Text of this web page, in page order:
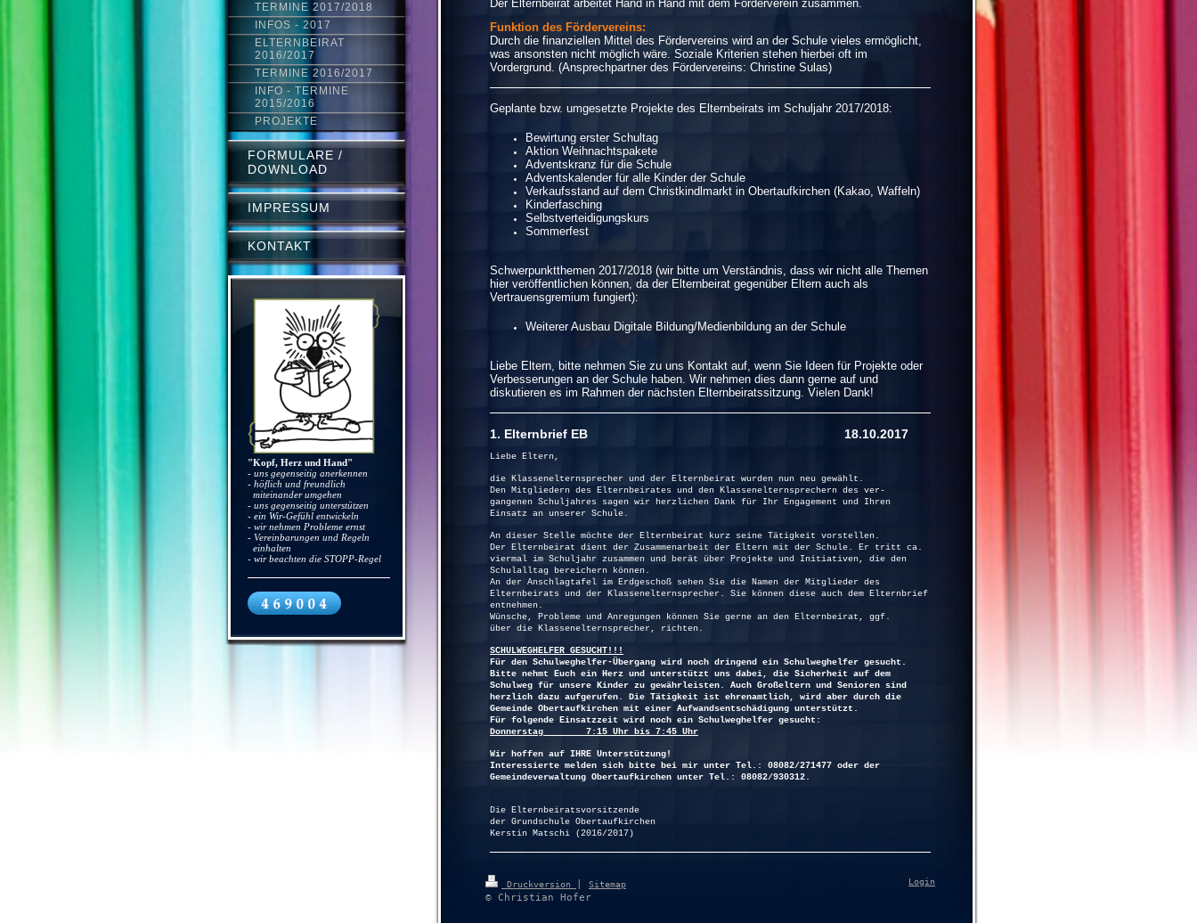
Der Elternbeirat arbeitet Hand in Hand mit dem Förderverein zusammen.
Funktion des Fördervereins:
Durch die finanziellen Mittel des Fördervereins wird an der Schule vieles ermöglicht,
was ansonsten nicht möglich wäre. Soziale Kriterien stehen hierbei oft im
Vordergrund. (Ansprechpartner des Fördervereins: Christine Sulas)
Geplante bzw. umgesetzte Projekte des Elternbeirats im Schuljahr 2017/2018:
Bewirtung erster Schultag
Aktion Weihnachtspakete
Adventskranz für die Schule
Adventskalender für alle Kinder der Schule
Verkaufsstand auf dem Christkindlmarkt in Obertaufkirchen (Kakao, Waffeln)
Kinderfasching
Selbstverteidigungskurs
Sommerfest
Schwerpunktthemen 2017/2018 (wir bitte um Verständnis, dass wir nicht alle Themen
hier veröffentlichen können, da der Elternbeirat gegenüber Eltern auch als
Vertrauensgremium fungiert):
Weiterer Ausbau Digitale Bildung/Medienbildung an der Schule
Liebe Eltern, bitte nehmen Sie zu uns Kontakt auf, wenn Sie Ideen für Projekte oder
Verbesserungen an der Schule haben. Wir nehmen dies dann gerne auf und
diskutieren es im Rahmen der nächsten Elternbeiratssitzung. Vielen Dank!
1. Elternbrief EB 18.10.2017
Liebe Eltern,
die Klassenelternsprecher und der Elternbeirat wurden nun neu gewählt.
Den Mitgliedern des Elternbeirates und den Klassenelternsprechern des ver-
gangenen Schuljahres sagen wir herzlichen Dank für Ihr Engagement und Ihren
Einsatz an unserer Schule.
An dieser Stelle möchte der Elternbeirat kurz seine Tätigkeit vorstellen.
Der Elternbeirat dient der Zusammenarbeit der Eltern mit der Schule. Er tritt ca.
viermal im Schuljahr zusammen und berät über Projekte und Initiativen, die den
Schulalltag bereichern können.
An der Anschlagtafel im Erdgeschoß sehen Sie die Namen der Mitglieder des
Elternbeirats und der Klassenelternsprecher. Sie können diese auch dem Elternbrief
entnehmen.
Wünsche, Probleme und Anregungen können Sie gerne an den Elternbeirat, ggf.
über die Klassenelternsprecher, richten.
SCHULWEGHELFER GESUCHT!!!
Für den Schulweghelfer-Übergang wird noch dringend ein Schulweghelfer gesucht.
Bitte nehmt Euch ein Herz und unterstützt uns dabei, die Sicherheit auf dem
Schulweg für unsere Kinder zu gewährleisten. Auch Großeltern und Senioren sind
herzlich dazu aufgerufen. Die Tätigkeit ist ehrenamtlich, wird aber durch die
Gemeinde Obertaufkirchen mit einer Aufwandsentschädigung unterstützt.
Für folgende Einsatzzeit wird noch ein Schulweghelfer gesucht:
Donnerstag 7:15 Uhr bis 7:45 Uhr
Wir hoffen auf IHRE Unterstützung!
Interessierte melden sich bitte bei mir unter Tel.: 08082/271477 oder der
Gemeindeverwaltung Obertaufkirchen unter Tel.: 08082/930312.
Die Elternbeiratsvorsitzende
der Grundschule Obertaufkirchen
Kerstin Matschi (2016/2017)
Druckversion Sitemap
© Christian Hofer
Login
TERMINE 2017/2018
INFOS - 2017
ELTERNBEIRAT
2016/2017
TERMINE 2016/2017
INFO - TERMINE
2015/2016
PROJEKTE
FORMULARE /
DOWNLOAD
IMPRESSUM
KONTAKT
"Kopf, Herz und Hand"
- uns gegenseitig anerkennen
- höflich und freundlich
miteinander umgehen
- uns gegenseitig unterstützen
- ein Wir-Gefühl entwickeln
- wir nehmen Probleme ernst
- Vereinbarungen und Regeln
einhalten
- wir beachten die STOPP-Regel